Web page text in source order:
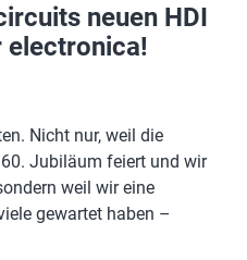
neuen HDI
electronica!
Nicht nur, weil die
Jubiläum feiert und wir
weil wir eine
gewartet haben –